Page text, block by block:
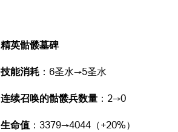
精英骷髅墓碑
技能消耗 ：6圣水→5圣水
连续召唤的骷髅兵数量 ：2→0
生命值 ：3379→4044（+20%）